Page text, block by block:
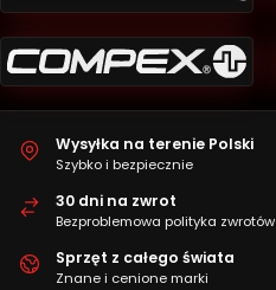
Wysyłka na terenie Polski
Szybko i bezpiecznie
30 dni na zwrot
Bezproblemowa polityka zwrotów
Sprzęt z całego świata
Znane i cenione marki